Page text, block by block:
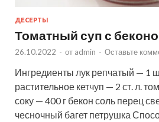
ДЕСЕРТЫ
Томатный суп с
26.10.2022 - от admin - Оставьте
Ингредиенты лук репчатый — 1
растительное кетчуп — 2 ст. л.
соку — 400 г бекон соль перец
чесночный багет петрушка